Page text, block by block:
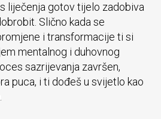
liječenja gotov tijelo zadobiva
Slično kada se
i transformacije ti si
mentalnog i duhovnog
sazrijevanja završen,
puca, i ti dođeš u svijetlo kao